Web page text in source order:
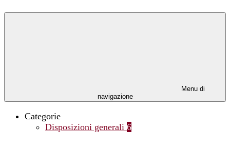
Menu di
navigazione
Categorie
Disposizioni generali 6